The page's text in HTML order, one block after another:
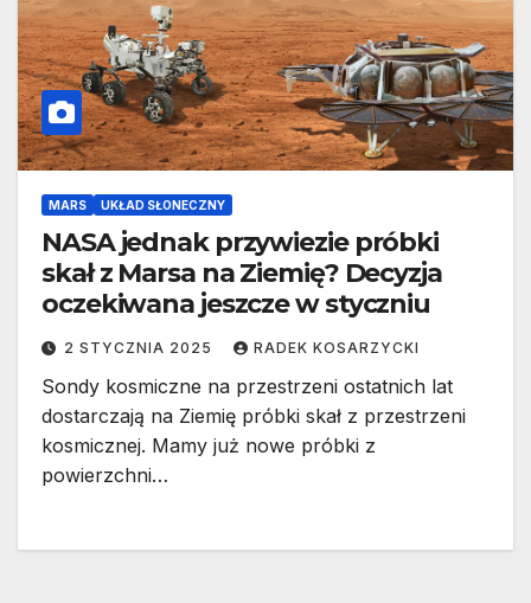
MARS UKŁAD SŁONECZNY
NASA jednak przywiezie próbki
skał z Marsa na Ziemię? Decyzja
oczekiwana jeszcze w styczniu
2 STYCZNIA 2025 RADEK KOSARZYCKI
Sondy kosmiczne na przestrzeni ostatnich lat
dostarczają na Ziemię próbki skał z przestrzeni
kosmicznej. Mamy już nowe próbki z
powierzchni…